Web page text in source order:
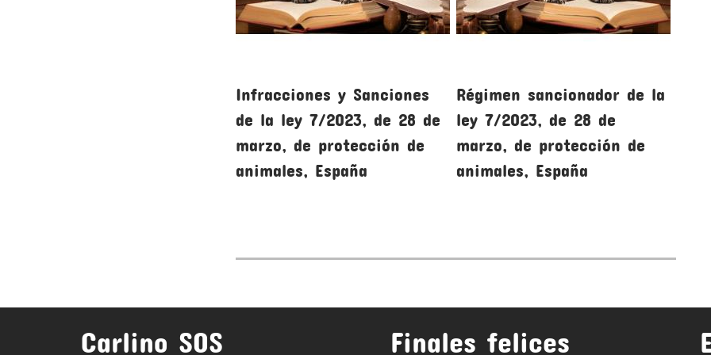
Infracciones y Sanciones
de la ley 7/2023, de 28 de
marzo, de protección de
animales, España
Régimen sancionador de la
ley 7/2023, de 28 de
marzo, de protección de
animales, España
Carlino SOS Finales felices